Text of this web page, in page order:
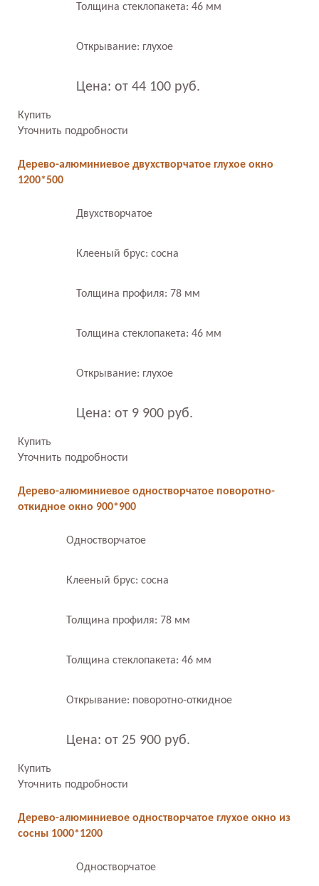
Толщина стеклопакета: 46 мм
Открывание: глухое
Цена: от 44 100 руб.
Купить
Уточнить подробности
Дерево-алюминиевое двухстворчатое глухое окно
1200*500
Двухстворчатое
Клееный брус: сосна
Толщина профиля: 78 мм
Толщина стеклопакета: 46 мм
Открывание: глухое
Цена: от 9 900 руб.
Купить
Уточнить подробности
Дерево-алюминиевое одностворчатое поворотно-
откидное окно 900*900
Одностворчатое
Клееный брус: сосна
Толщина профиля: 78 мм
Толщина стеклопакета: 46 мм
Открывание: поворотно-откидное
Цена: от 25 900 руб.
Купить
Уточнить подробности
Дерево-алюминиевое одностворчатое глухое окно из
сосны 1000*1200
Одностворчатое